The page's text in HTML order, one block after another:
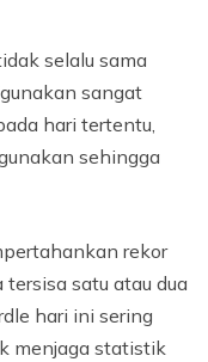
selalu sama
sangat
hari tertentu,
sehingga
rekor
satu atau dua
hari ini sering
menjaga statistik